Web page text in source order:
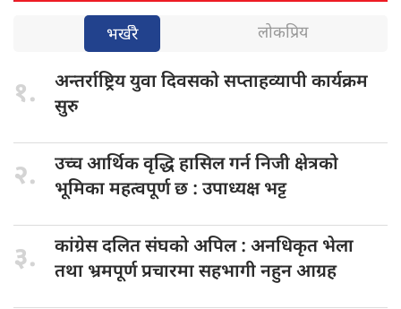
भर्खरै लोकप्रिय
१. अन्तर्राष्ट्रिय युवादिवसको सप्ताहव्यापी कार्यक्रम
सुरु
२. उच्च आर्थिकवृद्धि हासिल गर्न निजी क्षेत्रको
भूमिका महत्वपूर्ण छ : उपाध्यक्ष भट्ट
३. कांग्रेस दलितसंघको अपिल : अनधिकृत भेला
तथा भ्रमपूर्ण प्रचारमा सहभागी नहुन आग्रह